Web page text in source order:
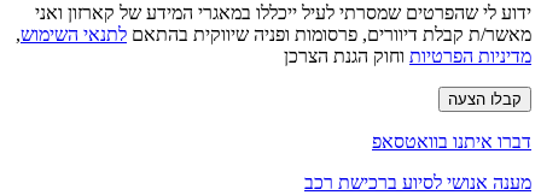
ידוע לי שהפרטים שמסרתי לעיל ייכללו במאגרי המידע של קארזון ואני
מאשר/ת קבלת דיוורים, פרסומות ופניה שיווקית בהתאם לתנאי השימוש,
מדיניות הפרטיות וחוק הגנת הצרכן
קבלו הצעה
דברו איתנו בוואטסאפ
מענה אנושי לסיוע ברכישת רכב